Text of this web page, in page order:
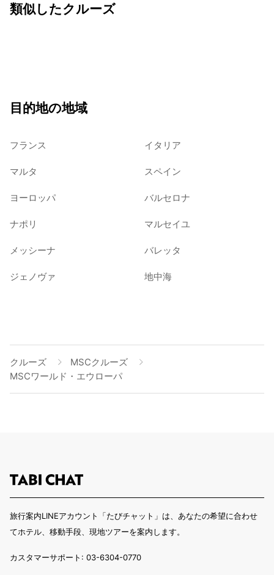
類似したクルーズ
目的地の地域
フランス イタリア
マルタ スペイン
ヨーロッパ バルセロナ
ナポリ マルセイユ
メッシーナ バレッタ
ジェノヴァ 地中海
クルーズ
MSCクルーズ
MSCワールド・エウローパ
旅行案内LINEアカウント「たびチャット」は、あなたの希望に合わせ
てホテル、移動手段、現地ツアーを案内します。
カスタマーサポート: 03-6304-0770